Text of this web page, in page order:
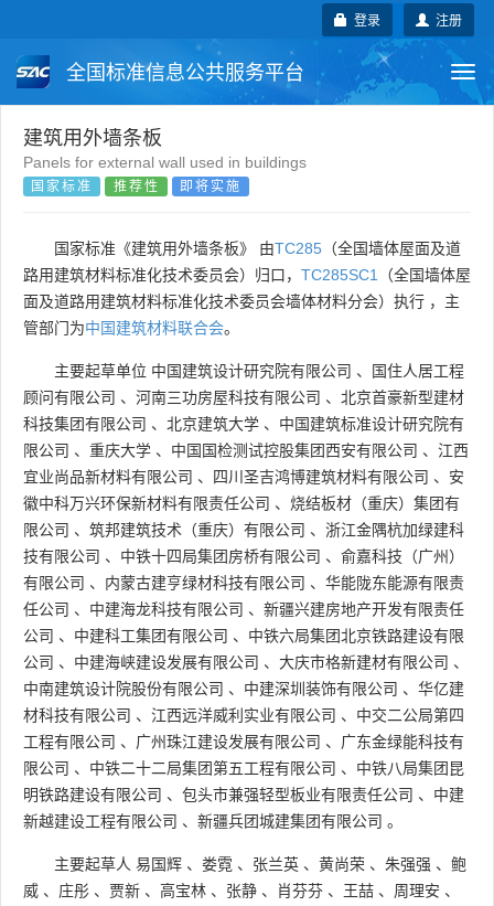
注册
登录
全国标准信息公共服务平台
国家标准
团体标准 企业标准
国外标准 技术委员会
建筑用外墙条板
Panels for external wall used in buildings
国家标准 推荐性 即将实施
国家标准《建筑用外墙条板》 由TC285 （全国墙体屋面及道
路用建筑材料标准化技术委员会）归口， TC285SC1
（全国墙体屋
面及道路用建筑材料标准化技术委员会墙体材料分会）执行 ，主
管部门为中国建筑材料联合会。
主要起草单位 中国建筑设计研究院有限公司 、
国住人居工程
顾问有限公司 、 河南三功房屋科技有限公司 、 北京首豪新型建材
科技集团有限公司 、 北京建筑大学 、 中国建筑标准设计研究院有
限公司 、 重庆大学 、 中国国检测试控股集团西安有限公司 、 江西
宜业尚品新材料有限公司 、 四川圣吉鸿博建筑材料有限公司 、 安
徽中科万兴环保新材料有限责任公司 、 烧结板材（重庆）集团有
限公司 、 筑邦建筑技术（重庆）有限公司 、 浙江金隅杭加绿建科
技有限公司 、 中铁十四局集团房桥有限公司 、 俞嘉科技（广州）
有限公司 、 内蒙古建亨绿材科技有限公司 、 华能陇东能源有限责
任公司 、 中建海龙科技有限公司 、 新疆兴建房地产开发有限责任
公司 、 中建科工集团有限公司 、 中铁六局集团北京铁路建设有限
公司 、 中建海峡建设发展有限公司 、 大庆市格新建材有限公司 、
中南建筑设计院股份有限公司 、 中建深圳装饰有限公司 、 华亿建
材科技有限公司 、 江西远洋威利实业有限公司 、 中交二公局第四
工程有限公司 、 广州珠江建设发展有限公司 、 广东金绿能科技有
限公司 、 中铁二十二局集团第五工程有限公司 、 中铁八局集团昆
明铁路建设有限公司 、 包头市兼强轻型板业有限责任公司 、 中建
新越建设工程有限公司 、 新疆兵团城建集团有限公司 。
主要起草人 易国辉 、 娄霓 、 张兰英 、 黄尚荣 、 朱强强 、 鲍
威 、 庄彤 、 贾新 、 高宝林 、 张静 、 肖芬芬 、 王喆 、 周理安 、